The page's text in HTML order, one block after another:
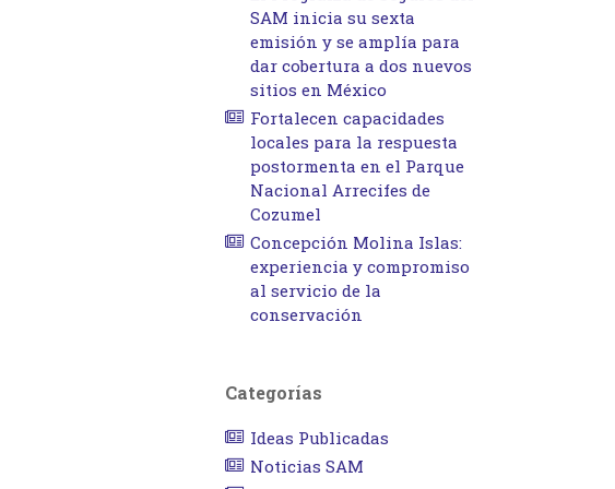
SAM inicia su sexta
emisión y se amplía para
dar cobertura a dos nuevos
sitios en México
Fortalecen capacidades
locales para la respuesta
postormenta en el Parque
Nacional Arrecifes de
Cozumel
Concepción Molina Islas:
experiencia y compromiso
al servicio de la
conservación
Categorías
Ideas Publicadas
Noticias SAM